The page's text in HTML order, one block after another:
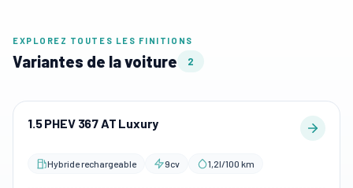
EXPLOREZ TOUTES LES FINITIONS
Variantes de la voiture 2
1.5 PHEV 367 AT Luxury
Hybride rechargeable 9cv 1,2l/100 km